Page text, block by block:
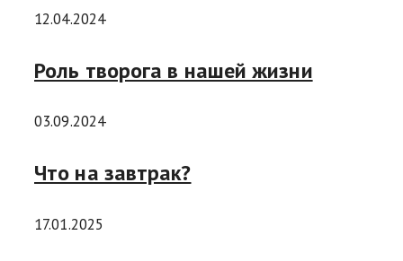
12.04.2024
Роль творога в нашей жизни
03.09.2024
Что на завтрак?
17.01.2025